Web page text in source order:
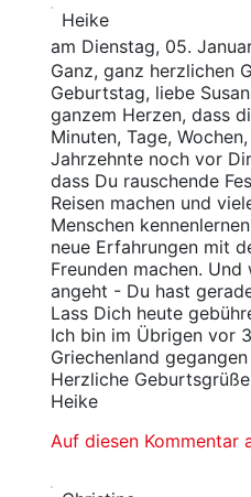
Heike
am Dienstag, 05.
Ganz, ganz herzlichen
Geburtstag, liebe
ganzem Herzen, dass
Minuten, Tage,
Jahrzehnte noch vor
dass Du rauschende
Reisen machen und
Menschen
neue Erfahrungen mit
Freunden machen.
angeht - Du hast
Lass Dich heute
Ich bin im Übrigen vor
Griechenland
Herzliche Geburtsgrüße
Heike
Auf diesen Kommentar